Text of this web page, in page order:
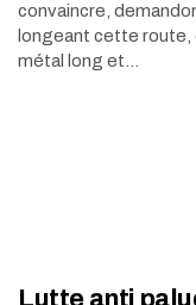
convaincre,
longeant cette route,
métal long et…
Lutte anti